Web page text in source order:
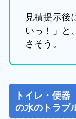
見積提示後
いっ！」と
さそう。
トイレ・便器
の水のトラブ